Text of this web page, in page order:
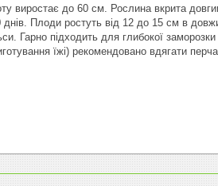
виростає до 60 см. Рослина вкрита
днів. Плоди ростуть від 12 до 15 см в
Гарно підходить для глибокої
їжі) рекомендовано вдягати